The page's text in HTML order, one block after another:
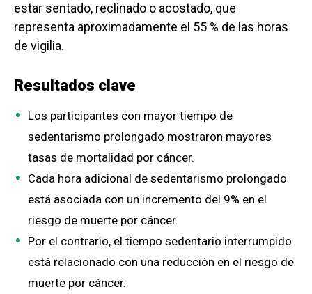
estar sentado, reclinado o acostado, que
representa aproximadamente el 55 % de las horas
de vigilia.
Resultados clave
Los participantes con mayor tiempo de
sedentarismo prolongado mostraron mayores
tasas de mortalidad por cáncer.
Cada hora adicional de sedentarismo prolongado
está asociada con un incremento del 9% en el
riesgo de muerte por cáncer.
Por el contrario, el tiempo sedentario interrumpido
está relacionado con una reducción en el riesgo de
muerte por cáncer.